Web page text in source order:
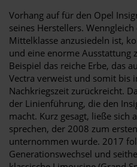
Vorhang auf für den Opel
seines Herstellers.
Mittelklasse anzusiedeln ist,
und eine enorme Ausstattung
Beispiel das reiche Erbe, das
Vectra verweist und somit bis
Nachkriegszeit zurückreicht.
der Linienführung, die den
macht. Kurz gesagt, ließe sich
sprechen, der 2008 zum
unternommen wurde. 2017
Generationswechsel und